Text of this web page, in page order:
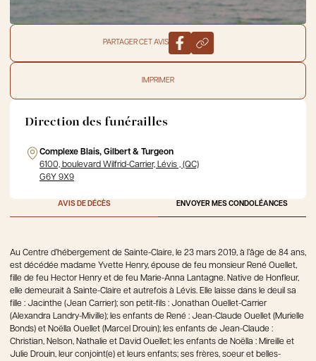
PARTAGER CET AVIS
IMPRIMER
Direction des funérailles
Complexe Blais, Gilbert & Turgeon
6100, boulevard Wilfrid-Carrier, Lévis , (QC)
G6Y 9X9
AVIS DE DÉCÈS ENVOYER MES CONDOLÉANCES
Au Centre d’hébergement de Sainte-Claire, le 23 mars 2019, à l’âge de 84 ans,
est décédée madame Yvette Henry, épouse de feu monsieur René Ouellet,
fille de feu Hector Henry et de feu Marie-Anna Lantagne. Native de Honfleur,
elle demeurait à Sainte-Claire et autrefois à Lévis. Elle laisse dans le deuil sa
fille : Jacinthe (Jean Carrier); son petit-fils : Jonathan Ouellet-Carrier
(Alexandra Landry-Miville); les enfants de René : Jean-Claude Ouellet (Murielle
Bonds) et Noëlla Ouellet (Marcel Drouin); les enfants de Jean-Claude :
Christian, Nelson, Nathalie et David Ouellet; les enfants de Noëlla : Mireille et
Julie Drouin, leur conjoint(e) et leurs enfants; ses frères, soeur et belles-